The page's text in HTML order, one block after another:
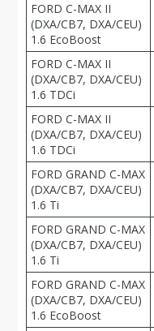
FORD C-MAX II
(DXA/CB7, DXA/CEU)
1.6 EcoBoost
FORD C-MAX II
(DXA/CB7, DXA/CEU)
1.6 TDCi
FORD C-MAX II
(DXA/CB7, DXA/CEU)
1.6 TDCi
FORD GRAND C-MAX
(DXA/CB7, DXA/CEU)
1.6 Ti
FORD GRAND C-MAX
(DXA/CB7, DXA/CEU)
1.6 Ti
FORD GRAND C-MAX
(DXA/CB7, DXA/CEU)
1.6 EcoBoost